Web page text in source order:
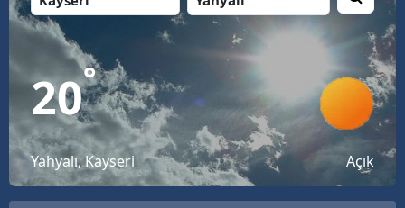
Artvin
Balıkesir
Bilecik
Bingöl
20°
Yahyalı, Kayseri Açık